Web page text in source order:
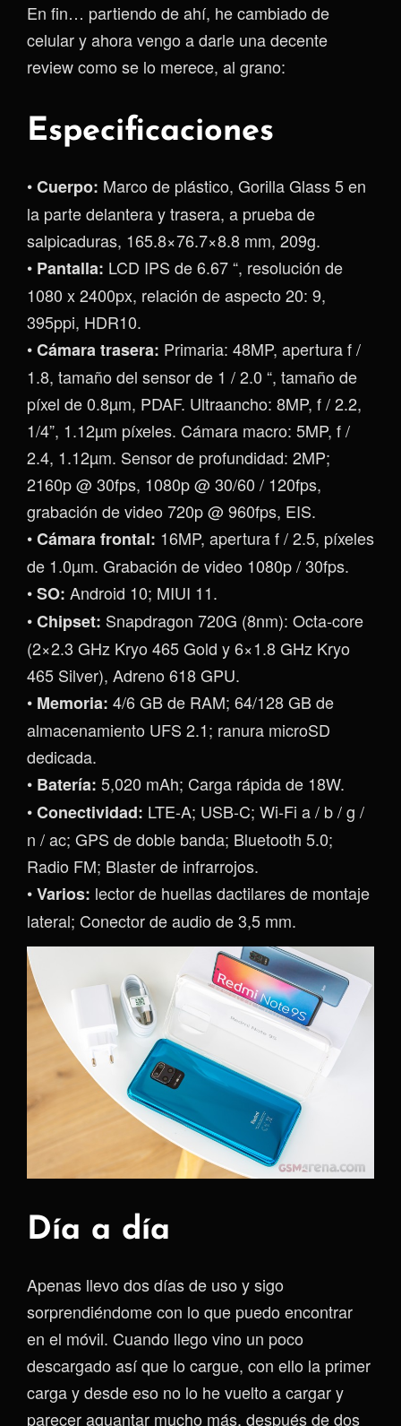
En fin… partiendo de ahí, he cambiado de
celular y ahora vengo a darle una decente
review como se lo merece, al grano:
Especificaciones
•Cuerpo: Marco de plástico, Gorilla Glass 5 en
la parte delantera y trasera, a prueba de
salpicaduras, 165.8×76.7×8.8 mm, 209g.
• Pantalla: LCD IPS de 6.67 “, resolución de
1080 x 2400px, relación de aspecto 20: 9,
395ppi, HDR10.
•Cámara trasera: Primaria: 48MP, apertura f /
1.8, tamaño del sensor de 1 / 2.0 “, tamaño de
píxel de 0.8µm, PDAF. Ultraancho: 8MP, f / 2.2,
1/4”, 1.12µm píxeles. Cámara macro: 5MP, f /
2.4, 1.12µm. Sensor de profundidad: 2MP;
2160p @ 30fps, 1080p @ 30/60 / 120fps,
grabación de video 720p @ 960fps, EIS.
•Cámara frontal: 16MP, apertura f / 2.5, píxeles
de 1.0µm. Grabación de video 1080p / 30fps.
•SO: Android 10; MIUI 11.
•Chipset: Snapdragon 720G (8nm): Octa-core
(2×2.3 GHz Kryo 465 Gold y 6×1.8 GHz Kryo
465 Silver), Adreno 618 GPU.
• Memoria: 4/6 GB de RAM; 64/128 GB de
almacenamiento UFS 2.1; ranura microSD
dedicada.
• Batería: 5,020 mAh; Carga rápida de 18W.
•Conectividad: LTE-A; USB-C; Wi-Fi a / b / g /
n / ac; GPS de doble banda; Bluetooth 5.0;
Radio FM; Blaster de infrarrojos.
•Varios: lector de huellas dactilares de montaje
lateral; Conector de audio de 3,5 mm.
Día a día
Apenas llevo dos días de uso y sigo
sorprendiéndome con lo que puedo encontrar
en el móvil. Cuando llego vino un poco
descargado así que lo cargue, con ello la primer
carga y desde eso no lo he vuelto a cargar y
parecer aguantar mucho más, después de dos